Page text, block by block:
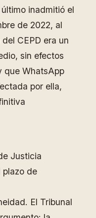
inadmitió el
de 2022, al
CEPD era un
sin efectos
que WhatsApp
por ella,
Justicia
plazo de
El Tribunal